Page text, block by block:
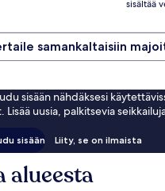
sisältää
samankaltaisiin
sisään nähdäksesi
Lisää uusia, palkitsevia
sisään Liity, se on ilmaista
alueesta